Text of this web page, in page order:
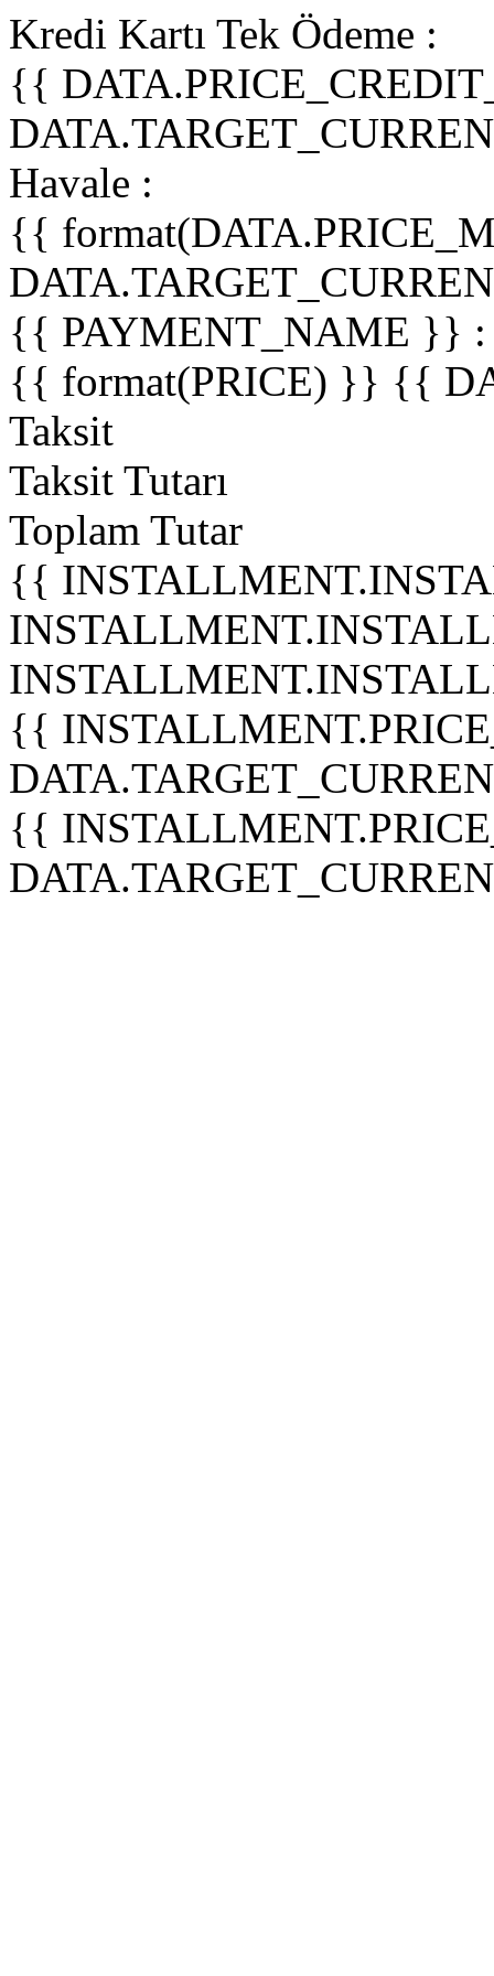
Kredi Kartı Tek Ödeme :
{{
Havale :
{{
{{ PAYMENT_NAME }} :
{{ format(PRICE) }} {{
Taksit
Taksit Tutarı
Toplam Tutar
{{
{{
{{